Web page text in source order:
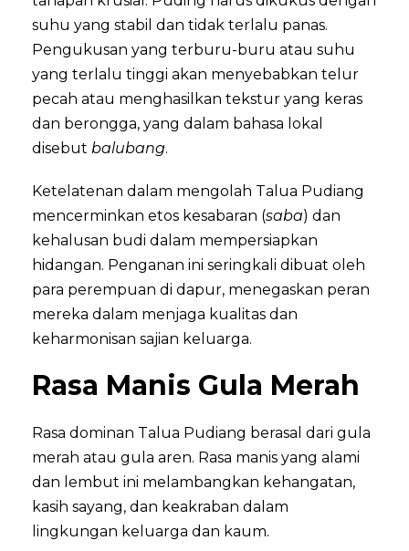
suhu yang stabil dan tidak terlalu panas.
Pengukusan yang terburu-buru atau suhu
yang terlalu tinggi akan menyebabkan telur
pecah atau menghasilkan tekstur yang keras
dan berongga, yang dalam bahasa lokal
disebut balubang.
Ketelatenan dalam mengolah Talua Pudiang
mencerminkan etos kesabaran (saba) dan
kehalusan budi dalam mempersiapkan
hidangan. Penganan ini seringkali dibuat oleh
para perempuan di dapur, menegaskan peran
mereka dalam menjaga kualitas dan
keharmonisan sajian keluarga.
Rasa Manis Gula Merah
Rasa dominan Talua Pudiang berasal dari gula
merah atau gula aren. Rasa manis yang alami
dan lembut ini melambangkan kehangatan,
kasih sayang, dan keakraban dalam
lingkungan keluarga dan kaum.